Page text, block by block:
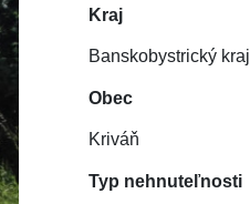
Kraj
Banskobystrický kraj
Obec
Kriváň
Typ nehnuteľnosti